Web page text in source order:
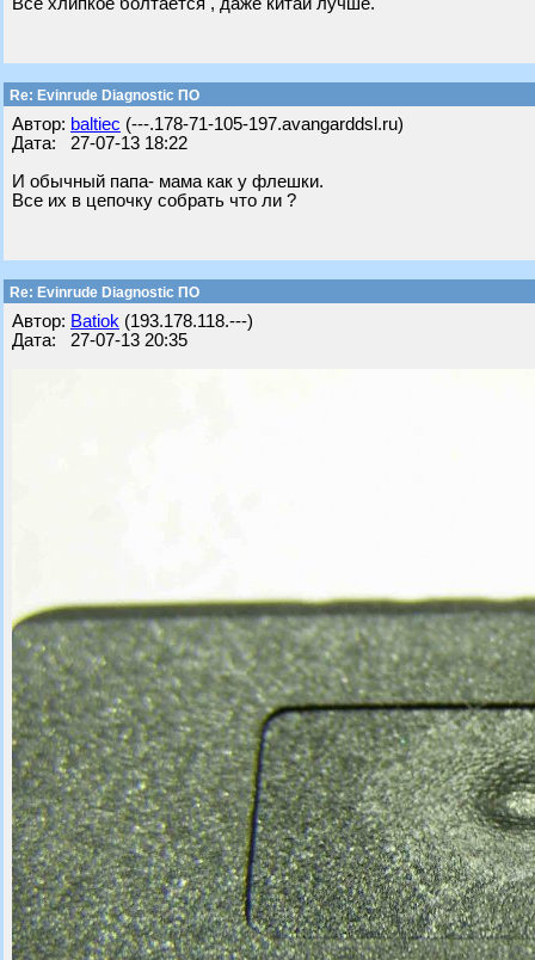
Re: Evinrude Diagnostic ПО
Автор: baltiec (---.178-71-105-197.avangarddsl.ru)
Дата: 27-07-13 18:22
И обычный папа- мама как у флешки.
Все их в цепочку собрать что ли ?
Re: Evinrude Diagnostic ПО
Автор: Batiok (193.178.118.---)
Дата: 27-07-13 20:35